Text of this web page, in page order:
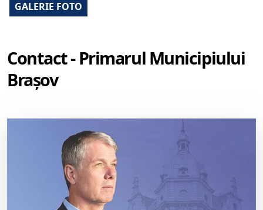
GALERIE FOTO
Contact - Primarul Municipiului
Brașov